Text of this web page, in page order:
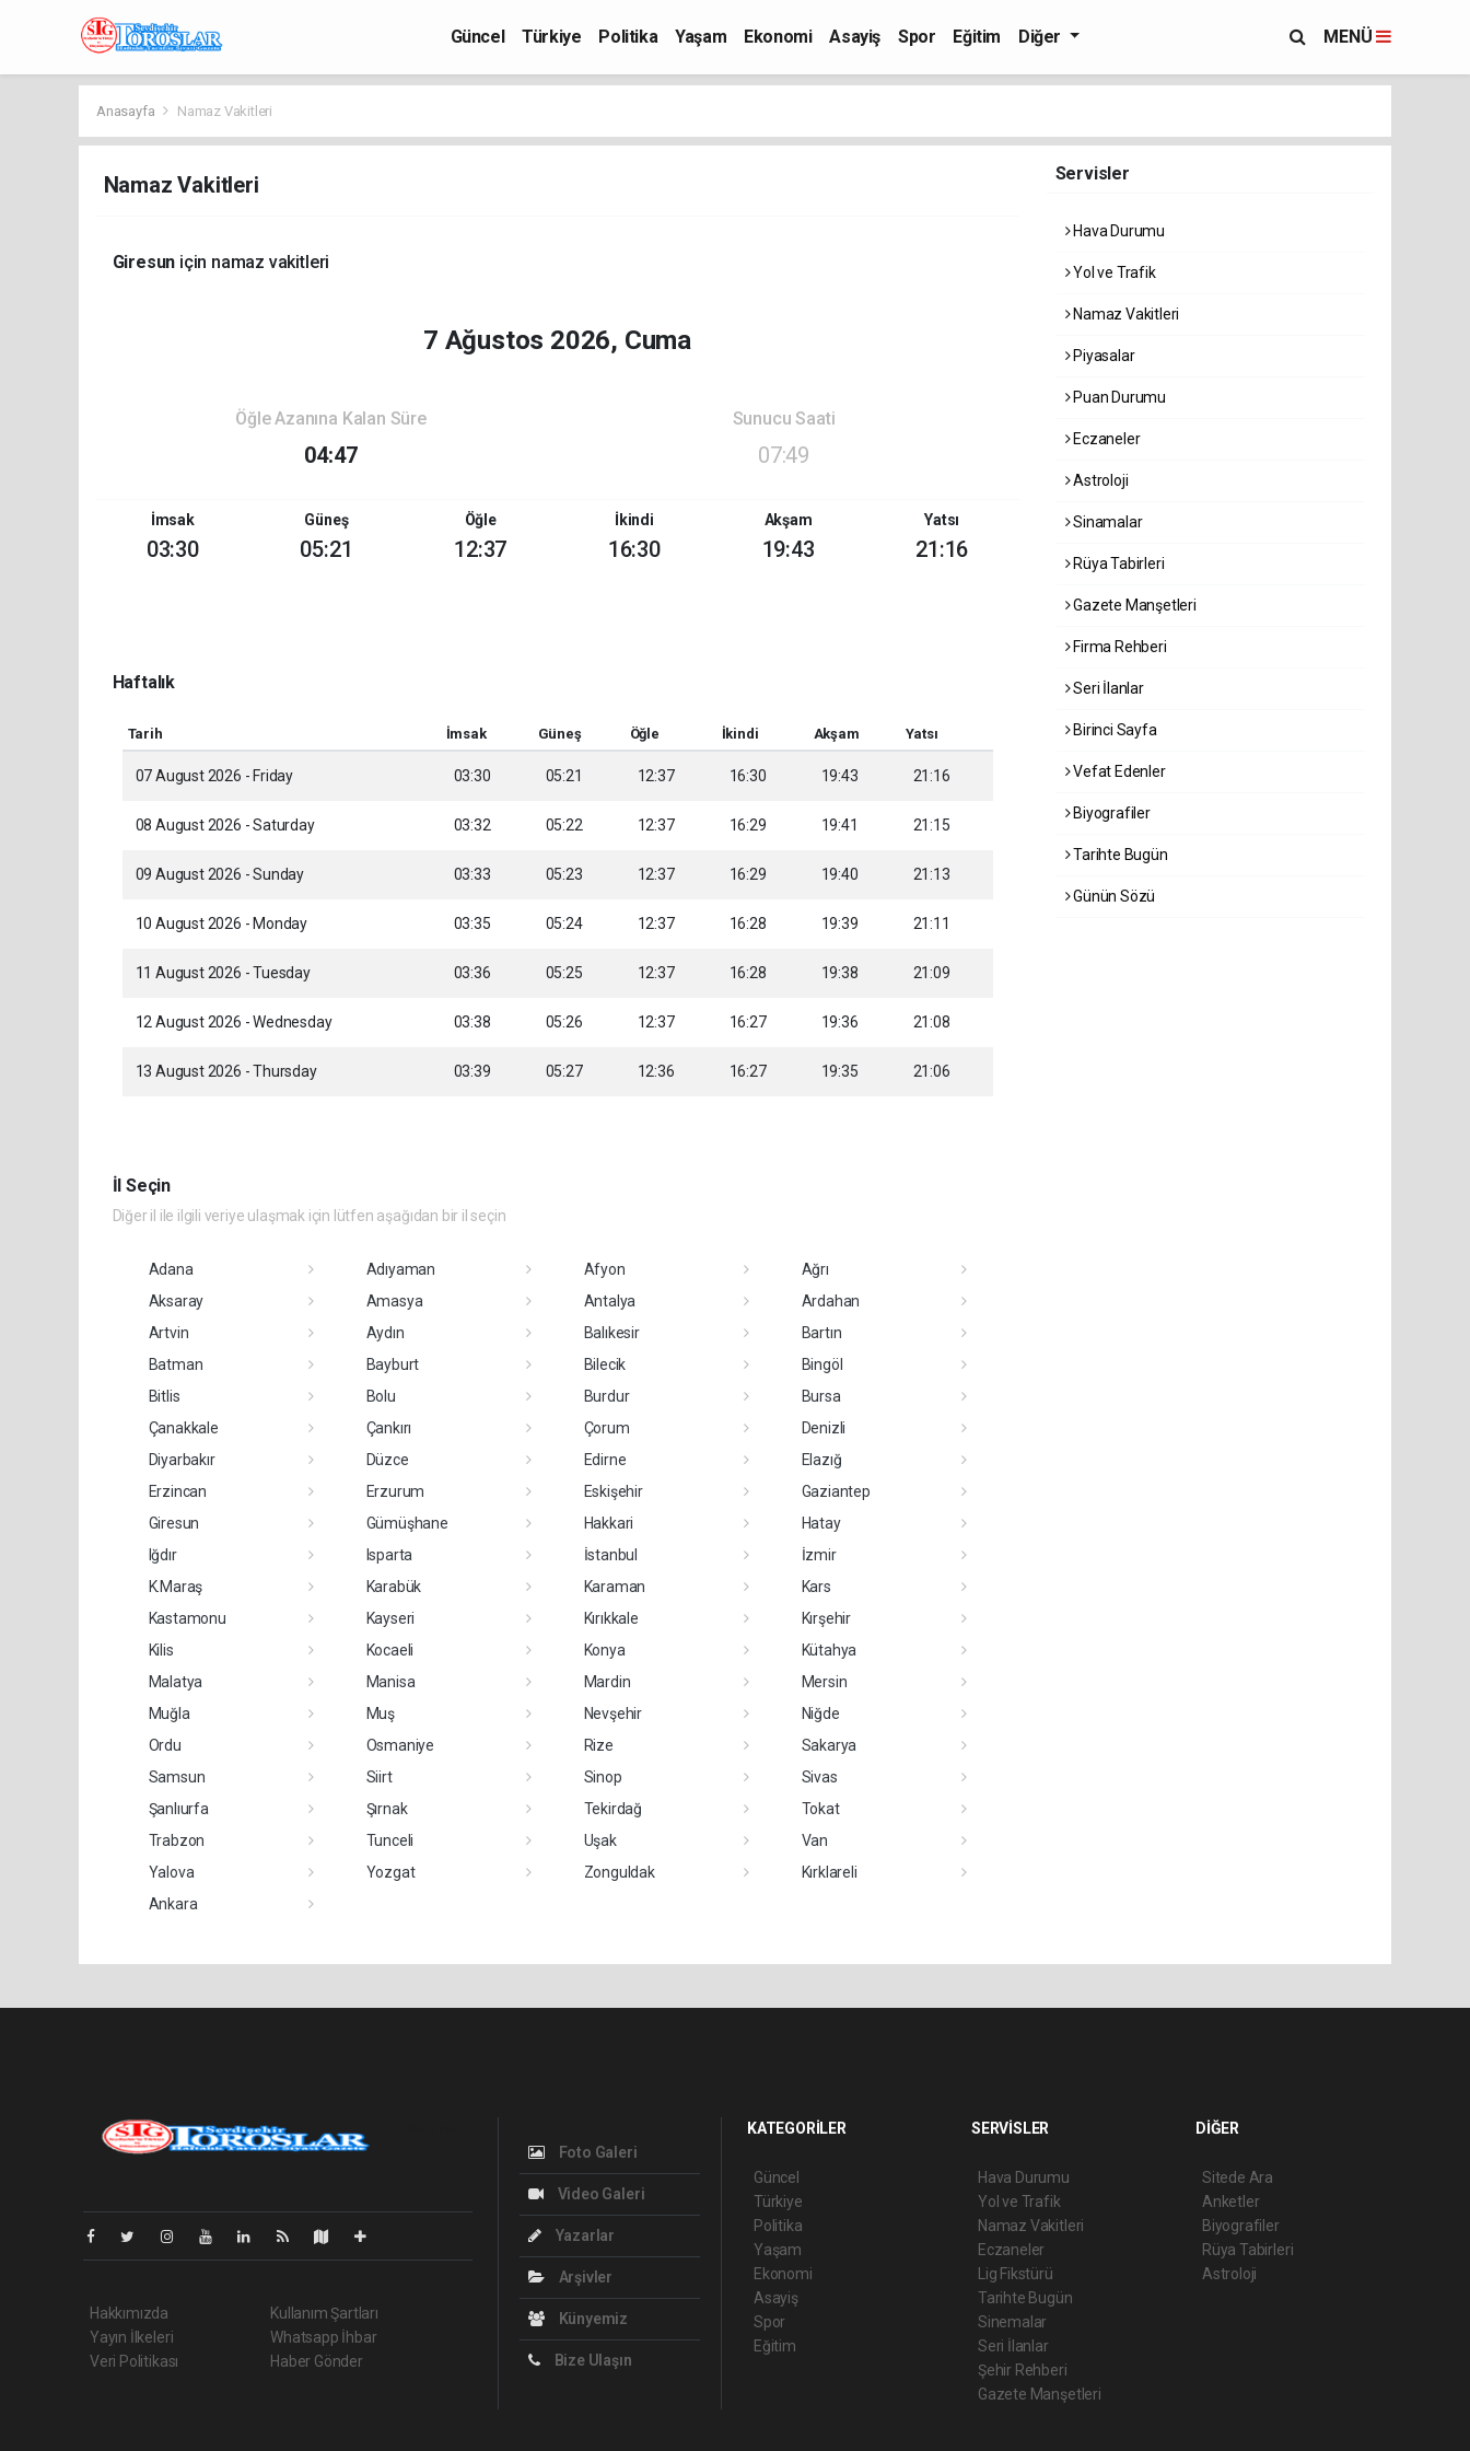
Güncel Türkiye Politika Yaşam Ekonomi Asayiş Spor Eğitim Diğer MENÜ
Anasayfa Namaz Vakitleri
Namaz Vakitleri
Giresun için namaz vakitleri
7 Ağustos 2026, Cuma
Öğle Azanına Kalan Süre
04:47
Sunucu Saati
07:49
İmsak
03:30
Güneş
05:21
Öğle
12:37
İkindi
16:30
Akşam
19:43
Yatsı
21:16
Haftalık
Tarih İmsak Güneş Öğle İkindi Akşam Yatsı
07 August 2026 - Friday 03:30 05:21 12:37 16:30 19:43 21:16
08 August 2026 - Saturday 03:32 05:22 12:37 16:29 19:41 21:15
09 August 2026 - Sunday 03:33 05:23 12:37 16:29 19:40 21:13
10 August 2026 - Monday 03:35 05:24 12:37 16:28 19:39 21:11
11 August 2026 - Tuesday 03:36 05:25 12:37 16:28 19:38 21:09
12 August 2026 - Wednesday 03:38 05:26 12:37 16:27 19:36 21:08
13 August 2026 - Thursday 03:39 05:27 12:36 16:27 19:35 21:06
İl Seçin
Diğer il ile ilgili veriye ulaşmak için lütfen aşağıdan bir il seçin
Adana Adıyaman Afyon
Ağrı
Aksaray
Amasya Antalya
Ardahan
Artvin
Aydın Balıkesir
Bartın
Batman
Bayburt Bilecik
Bingöl
Bitlis
Bolu Burdur
Bursa
Çanakkale
Çankırı Çorum
Denizli
Diyarbakır
Düzce Edirne
Elazığ
Erzincan
Erzurum Eskişehir
Gaziantep
Giresun
Gümüşhane Hakkari
Hatay
Iğdır
Isparta İstanbul
İzmir
K.Maraş
Karabük Karaman
Kars
Kastamonu
Kayseri Kırıkkale
Kırşehir
Kilis
Kocaeli Konya
Kütahya
Malatya
Manisa Mardin
Mersin
Muğla
Muş Nevşehir
Niğde
Ordu
Osmaniye Rize
Sakarya
Samsun
Siirt Sinop
Sivas
Şanlıurfa
Şırnak Tekirdağ
Tokat
Trabzon
Tunceli Uşak
Van
Yalova
Yozgat Zonguldak
Kırklareli
Ankara
Servisler
Hava Durumu
Yol ve Trafik
Namaz Vakitleri
Piyasalar
Puan Durumu
Eczaneler
Astroloji
Sinamalar
Rüya Tabirleri
Gazete Manşetleri
Firma Rehberi
Seri İlanlar
Birinci Sayfa
Vefat Edenler
Biyografiler
Tarihte Bugün
Günün Sözü
Hakkımızda
Yayın İlkeleri
Veri Politikası
Kullanım Şartları
Whatsapp İhbar
Haber Gönder
Foto Galeri
Video Galeri
Yazarlar
Arşivler
Künyemiz
Bize Ulaşın
KATEGORİLER
Güncel
Türkiye
Politika
Yaşam
Ekonomi
Asayiş
Spor
Eğitim
SERVİSLER
Hava Durumu
Yol ve Trafik
Namaz Vakitleri
Eczaneler
Lig Fikstürü
Tarihte Bugün
Sinemalar
Seri İlanlar
Şehir Rehberi
Gazete Manşetleri
DİĞER
Sitede Ara
Anketler
Biyografiler
Rüya Tabirleri
Astroloji